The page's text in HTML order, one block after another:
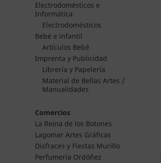
Electrodomésticos e
Informática
Electrodomésticos
Bebé e infantil
Artículos Bebé
Imprenta y Publicidad
Librería y Papelería
Material de Bellas Artes /
Manualidades
Comercios
La Reina de los Botones
Lagomar Artes Gráficas
Disfraces y Fiestas Murillo
Perfumería Ordóñez